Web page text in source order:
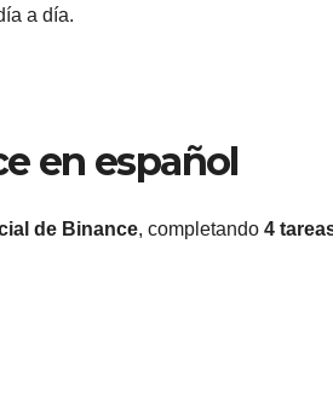
a día.
en español
de Binance, completando 4